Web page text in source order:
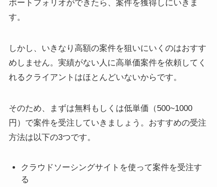
ポートフォリオができたら、案件を獲得しにいきま
す。
しかし、いきなり高額の案件を狙いにいくのはおすす
めしません。実績がない人に高単価案件を依頼してく
れるクライアントはほとんどいないからです。
そのため、まずは無料もしくは低単価（500~1000
円）で案件を受注していきましょう。おすすめの受注
方法は以下の3つです。
クラウドソーシングサイトを使って案件を受注す
る